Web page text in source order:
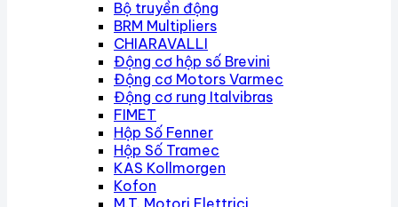
Bộ truyền động
BRM Multipliers
CHIARAVALLI
Động cơ hộp số Brevini
Động cơ Motors Varmec
Động cơ rung Italvibras
FIMET
Hộp Số Fenner
Hộp Số Tramec
KAS Kollmorgen
Kofon
M.T. Motori Elettrici